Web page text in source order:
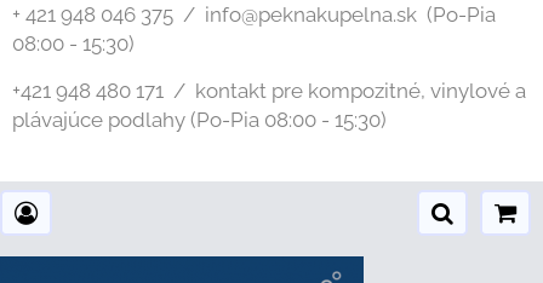
+ 421 948 046 375 / info@peknakupelna.sk (Po-Pia
08:00 - 15:30)
+421 948 480 171 / kontakt pre kompozitné, vinylové a
plávajúce podlahy (Po-Pia 08:00 - 15:30)